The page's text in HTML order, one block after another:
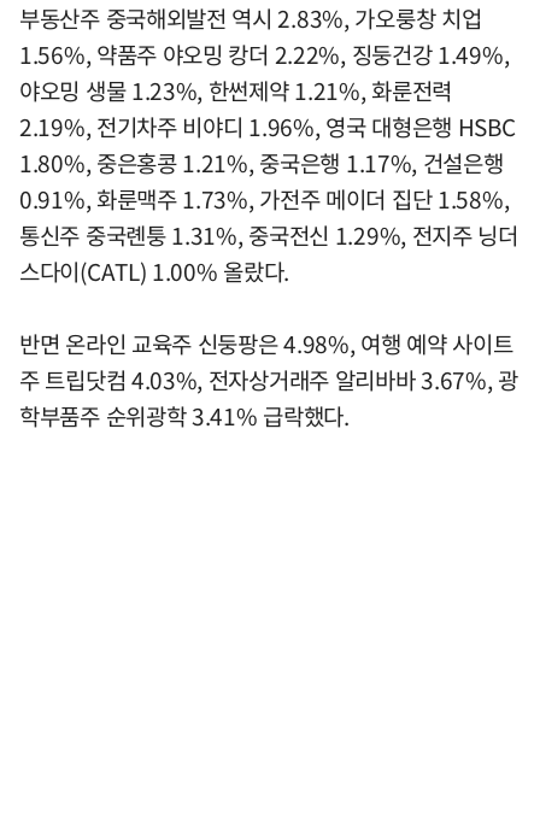
부동산주 중국해외발전 역시 2.83%, 가오룽창 치업
1.56%, 약품주 야오밍 캉더 2.22%, 징둥건강 1.49%,
야오밍 생물 1.23%, 한썬제약 1.21%, 화룬전력
2.19%, 전기차주 비야디 1.96%, 영국 대형은행 HSBC
1.80%, 중은홍콩 1.21%, 중국은행 1.17%, 건설은행
0.91%, 화룬맥주 1.73%, 가전주 메이더 집단 1.58%,
통신주 중국롄퉁 1.31%, 중국전신 1.29%, 전지주 닝더
스다이(CATL) 1.00% 올랐다.
반면 온라인 교육주 신둥팡은 4.98%, 여행 예약 사이트
주 트립닷컴 4.03%, 전자상거래주 알리바바 3.67%, 광
학부품주 순위광학 3.41% 급락했다.